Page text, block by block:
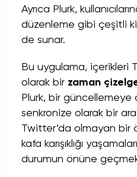
Ayrıca Plurk,
düzenleme gibi çeşitli
de sunar.
Bu uygulama, içerikleri
olarak bir zaman
Plurk, bir güncellemeye
senkronize olarak bir
Twitter’da olmayan bir
kafa karışıklığı
durumun önüne